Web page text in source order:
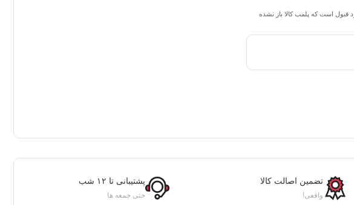
قبول است که پلمب کالا باز نشده
تضمین اصالت کالا
واقعی!
پشتیبانی تا ۱۲ شب
حتی جمعه ها